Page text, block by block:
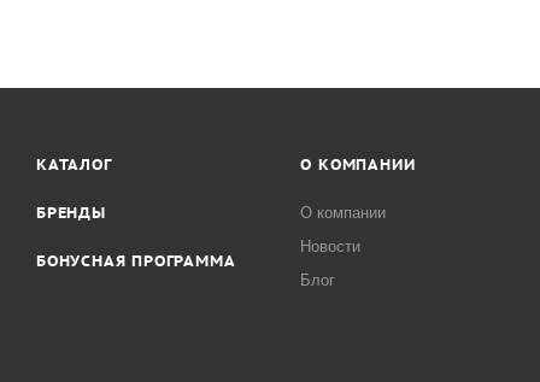
КАТАЛОГ
БРЕНДЫ
БОНУСНАЯ ПРОГРАММА
О КОМПАНИИ
О компании
Новости
Блог